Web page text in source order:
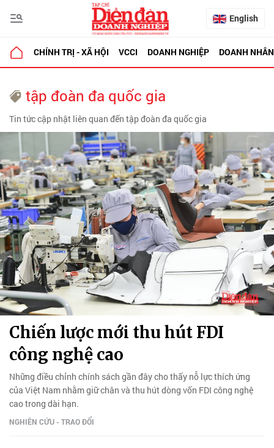
English
CHÍNH TRỊ - XÃ HỘI VCCI DOANH NGHIỆP DOANH NHÂN
tập đoàn đa quốc gia
Tin tức cập nhật liên quan đến tập đoàn đa quốc gia
Chiến lược mới thu hút FDI
công nghệ cao
Những điều chỉnh chính sách gần đây cho thấy nỗ lực thích ứng
của Việt Nam nhằm giữ chân và thu hút dòng vốn FDI công nghệ
cao trong dài hạn.
NGHIÊN CỨU - TRAO ĐỔI